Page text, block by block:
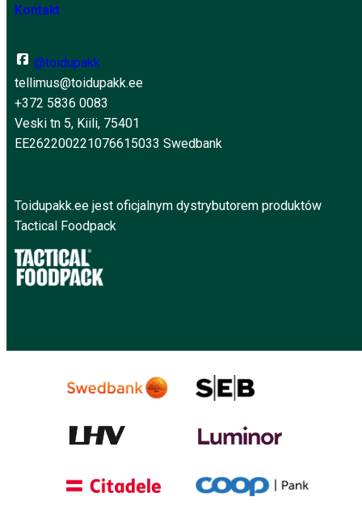
Kontakt
@toidupakk
tellimus@toidupakk.ee
+372 5836 0083
Veski tn 5, Kiili, 75401
EE262200221076615033 Swedbank
Toidupakk.ee jest oficjalnym dystrybutorem produktów
Tactical Foodpack